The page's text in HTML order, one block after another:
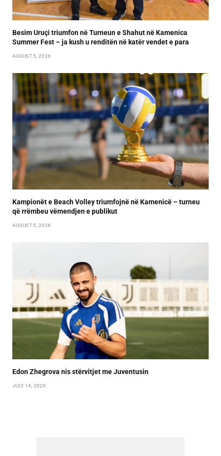
Besim Uruçi triumfon në Turneun e Shahut në Kamenica
Summer Fest – ja kush u renditën në katër vendet e para
AUGUST 5, 2026
Kampionët e Beach Volley triumfojnë në Kamenicë – turneu
që rrëmbeu vëmendjen e publikut
AUGUST 5, 2026
Edon Zhegrova nis stërvitjet me Juventusin
JULY 14, 2026